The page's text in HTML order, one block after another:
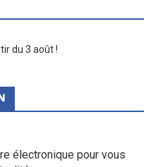
du 3 août !
électronique pour vous